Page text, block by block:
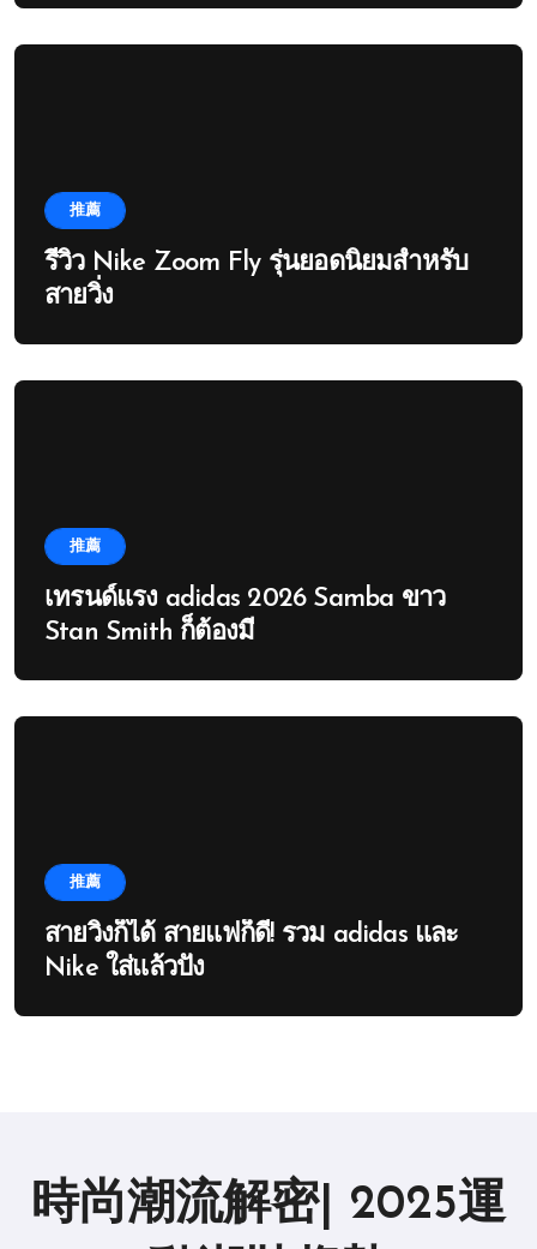
推薦
รีวิว Nike Zoom Fly รุ่นยอดนิยมสำหรับ
สายวิ่ง
推薦
เทรนด์แรง adidas 2026 Samba ขาว
Stan Smith ก็ต้องมี
推薦
สายวิ่งก็ได้ สายแฟก็ดี! รวม adidas และ
Nike ใส่แล้วปัง
時尚潮流解密| 2025運